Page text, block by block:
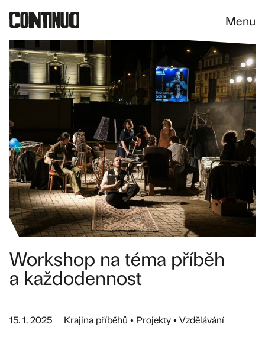
Menu
Workshop na téma příběh
a každodennost
15. 1. 2025 Krajina příběhů • Projekty • Vzdělávání